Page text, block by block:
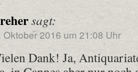
sagt:
Oktober 2016 um 21:08 Uhr
Dank! Ja,